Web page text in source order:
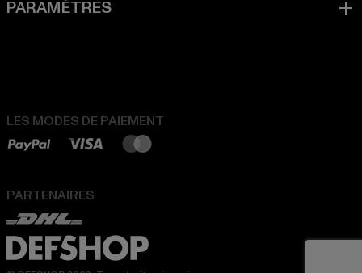
LES MODES DE PAIEMENT
PARTENAIRES